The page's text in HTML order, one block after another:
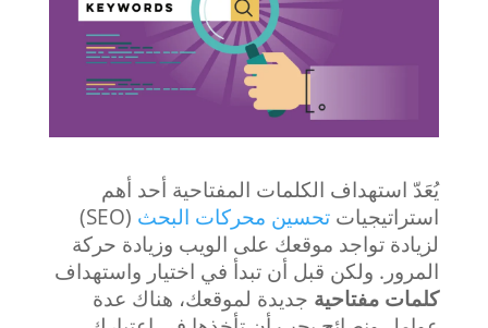
يُعَدّ استهداف الكلمات المفتاحية أحد أهم
استراتيجيات تحسين محركات البحث
(SEO)
لزيادة تواجد موقعك على الويب وزيادة حركة
المرور. ولكن قبل أن تبدأ في اختيار واستهداف
كلمات مفتاحية جديدة لموقعك، هناك عدة